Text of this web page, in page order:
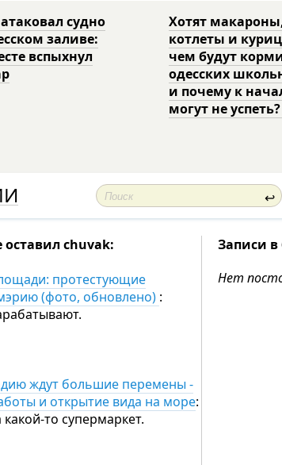
судно
заливе:
вспыхнул
Хотят
котлеты и
чем будут
одесских
и почему к
могут не успеть?
↩
chuvak:
протестующие
(фото, обновлено) :
ждут большие перемены -
и открытие вида на море:
то супермаркет.
Записи в
Нет